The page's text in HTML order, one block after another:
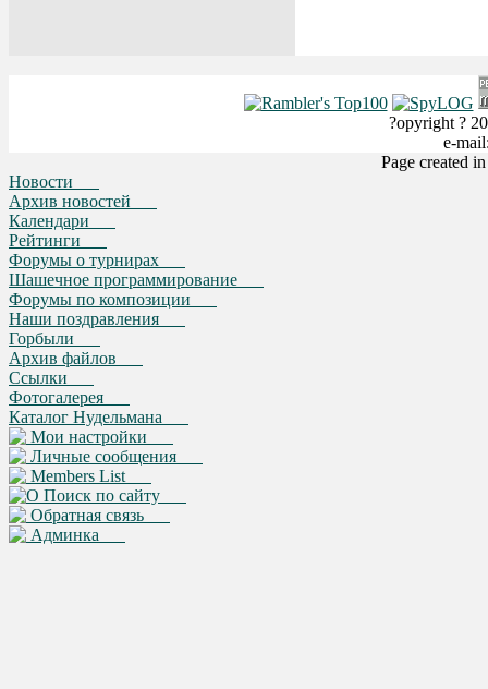
?opyright ?
e-
Page created
Новости
Архив новостей
Календари
Рейтинги
Форумы о турнирах
Шашечное программирование
Форумы по композиции
Наши поздравления
Горбыли
Архив файлов
Ссылки
Фотогалерея
Каталог Нудельмана
Мои настройки
Личные сообщения
Members List
Поиск по сайту
Обратная связь
Админка